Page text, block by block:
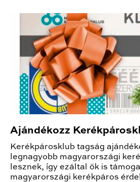
Ajándékozz
Kerékpárosklub tagság
legnagyobb magyarországi
lesznek, így ezáltal ők is
magyarországi kerékpáros